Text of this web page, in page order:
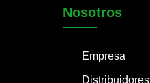
Nosotros
Empresa
Distribuidores